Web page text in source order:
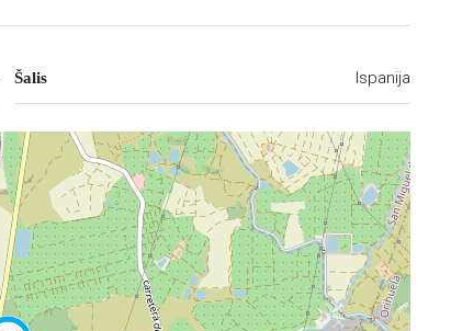
Šalis Ispanija